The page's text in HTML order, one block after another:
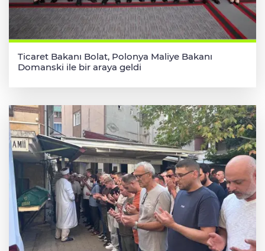
Ticaret Bakanı Bolat, Polonya Maliye Bakanı
Domanski ile bir araya geldi